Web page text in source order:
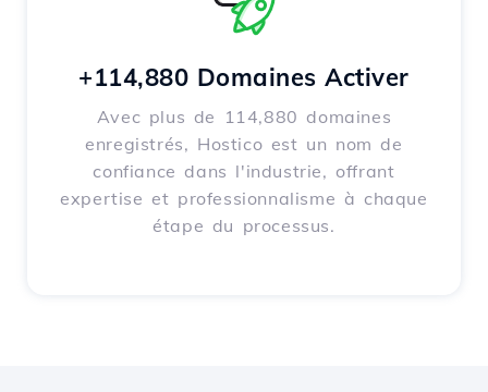
+114,880 Domaines Activer
Avec plus de 114,880 domaines
enregistrés, Hostico est un nom de
confiance dans l'industrie, offrant
expertise et professionnalisme à chaque
étape du processus.